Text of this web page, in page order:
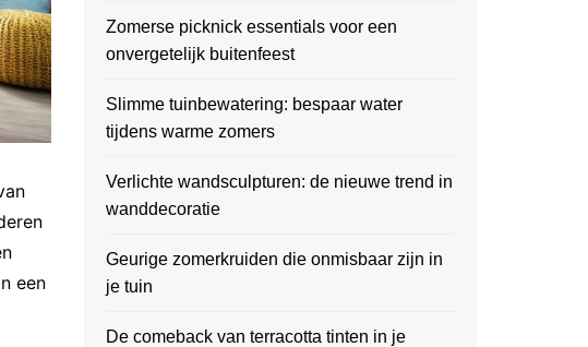
een
Zomerse picknick essentials voor een
onvergetelijk buitenfeest
Slimme tuinbewatering: bespaar water
tijdens warme zomers
Verlichte wandsculpturen: de nieuwe trend in
wanddecoratie
Geurige zomerkruiden die onmisbaar zijn in
je tuin
De comeback van terracotta tinten in je